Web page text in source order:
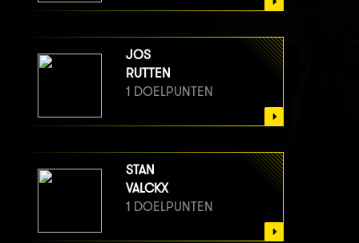
JOS
RUTTEN
1 DOELPUNTEN
STAN
VALCKX
1 DOELPUNTEN